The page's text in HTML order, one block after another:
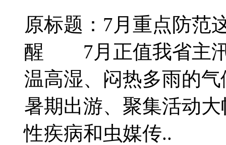
原标题：7月重点防范
醒 7月正值我省主汛
温高湿、闷热多雨的
暑期出游、聚集活动
性疾病和虫媒传..